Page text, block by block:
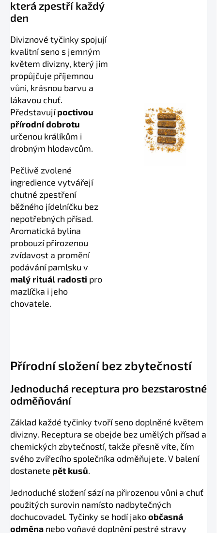
která zpestří každý
den
Diviznové tyčinky spojují
kvalitní seno s jemným
květem divizny, který jim
propůjčuje příjemnou
vůni, krásnou barvu a
lákavou chuť.
Představujípoctivou
přírodní dobrotu
určenou králíkům i
drobným hlodavcům.
Pečlivě zvolené
ingredience vytvářejí
chutné zpestření
běžného jídelníčku bez
nepotřebných přísad.
Aromatická bylina
probouzí přirozenou
zvídavost a promění
podávání pamlsku v
malý rituál radosti pro
mazlíčka i jeho
chovatele.
Přírodní složení bez zbytečností
Jednoduchá receptura pro bezstarostné
odměňování
Základ každé tyčinky tvoří seno doplněné květem
divizny. Receptura se obejde bez umělých přísad a
chemických zbytečností, takže přesně víte, čím
svého zvířecího společníka odměňujete. V balení
dostanete pět kusů.
Jednoduché složení sází na přirozenou vůni a chuť
použitých surovin namísto nadbytečných
dochucovadel. Tyčinky se hodí jakoobčasná
odměna nebo voňavé doplnění pestré stravy